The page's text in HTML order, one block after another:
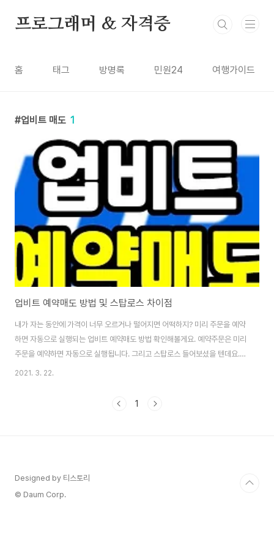
프로그래머 & 자격증
홈 태그 방명록 민원24 여행가이드
업비트 매도 1
업비트 예약매도 방법 및 스탑로스 차이점
내가 자는 동안에 가격이 너무 오르거나 떨어지면 어떡하지? 미리 주문을 예약
하면 자동으로 실행되는 업비트 예약매도 방법 확인해볼게요. 예약주문은 미리
주문을 예약하면 자동으로 실행됩니다. 그리고 스탑로스 들어보셨을 텐데요.
일반적으로 그냥 "매도"는 현재가 보다 높은 가격에 매도를 겁니다. 즉, 올라가
문입니다. 그래서 수익중이실때 매우 중요한 지지점이 이탈되면 매도주문이 걸
2021. 3. 22.
1
Designed by 티스토리
© Daum Corp.